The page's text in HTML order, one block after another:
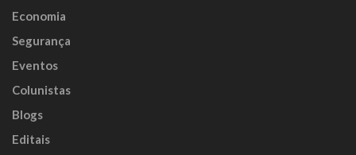
Economia
Segurança
Eventos
Colunistas
Blogs
Editais